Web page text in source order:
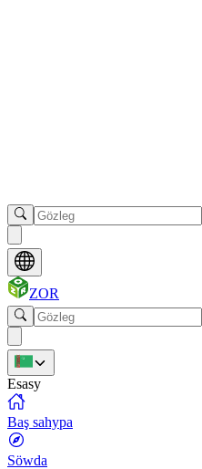
ZOR
Esasy
Baş sahypa
Söwda